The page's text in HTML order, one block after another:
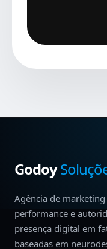
Godoy
Agência de
performance e
presença digital em
baseadas em